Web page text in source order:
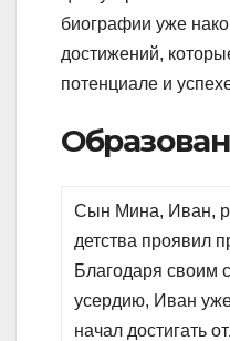
биографии уже
достижений,
потенциале и
Сын Мина, Иван,
детства проявил
Благодаря своим
усердию, Иван
начал достигать